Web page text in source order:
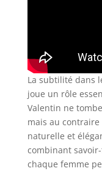
La subtilité dans
joue un rôle
Valentin ne
mais au
naturelle et
combinant
chaque femme